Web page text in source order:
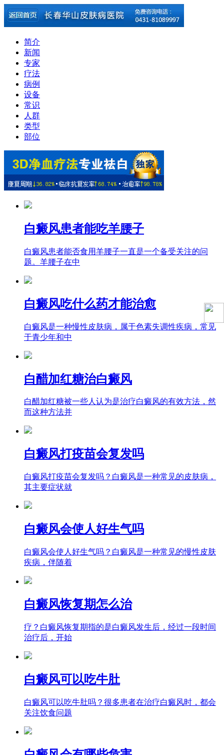
简介
新闻
专家
疗法
病例
设备
常识
人群
类型
部位
白癜风患者能吃羊腰子
白癜风患者能否食用羊腰子一直是一个备受关注的问
题。羊腰子在中
白癜风吃什么药才能治愈
白癜风是一种慢性皮肤病，属于色素失调性疾病，常见
于青少年和中
白醋加红糖治白癜风
白醋加红糖被一些人认为是治疗白癜风的有效方法，然
而这种方法并
白癜风打疫苗会复发吗
白癜风打疫苗会复发吗？白癜风是一种常见的皮肤病，
其主要症状就
白癜风会使人好生气吗
白癜风会使人好生气吗？白癜风是一种常见的慢性皮肤
疾病，伴随着
白癜风恢复期怎么治
疗？白癜风恢复期指的是白癜风发生后，经过一段时间
治疗后，开始
白癜风可以吃牛肚
白癜风可以吃牛肚吗？很多患者在治疗白癜风时，都会
关注饮食问题